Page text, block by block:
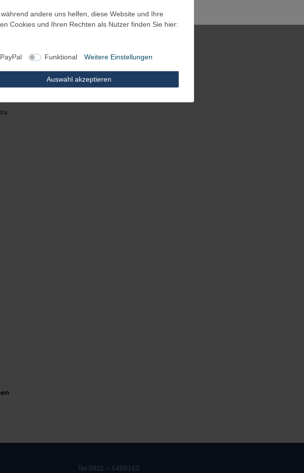
Tel 0911 – 5405162
andere uns helfen, diese Website und Ihre
Cookies und Ihren Rechten als Nutzer finden Sie hier:
PayPal Funktional Weitere Einstellungen
Auswahl akzeptieren